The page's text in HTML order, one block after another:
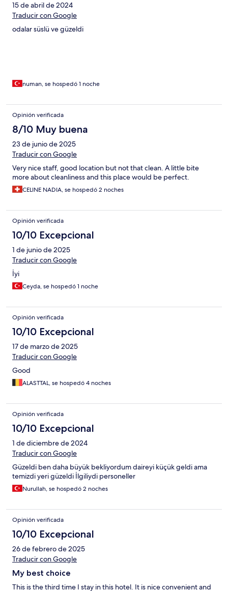
15 de abril de 2024
Traducir con Google
odalar süslü ve güzeldi
numan, se hospedó 1 noche
Opinión verificada
8/10 Muy buena
23 de junio de 2025
Traducir con Google
Very nice staff, good location but not that clean. A little bite
more about cleanliness and this place would be perfect.
CELINE NADIA, se hospedó 2 noches
Opinión verificada
10/10 Excepcional
1 de junio de 2025
Traducir con Google
İyi
Ceyda, se hospedó 1 noche
Opinión verificada
10/10 Excepcional
17 de marzo de 2025
Traducir con Google
Good
ALASTTAL, se hospedó 4 noches
Opinión verificada
10/10 Excepcional
1 de diciembre de 2024
Traducir con Google
Güzeldi ben daha büyük bekliyordum daireyi küçük geldi ama
temizdi yeri güzeldi İlgiliydi personeller
Nurullah, se hospedó 2 noches
Opinión verificada
10/10 Excepcional
26 de febrero de 2025
Traducir con Google
My best choice
This is the third time I stay in this hotel. It is nice convenient and